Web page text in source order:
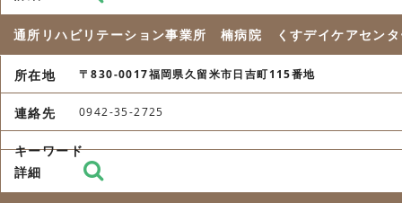
通所リハビリテーション事業所 楠病院 くすデイケアセン
〒830-0017福岡県久留米市日吉町115番地
0942-35-2725